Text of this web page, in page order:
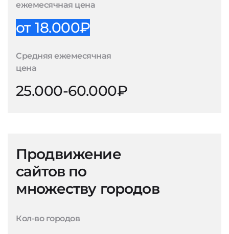
ежемесячная цена
от 18.000₽
Средняя ежемесячная
цена
25.000-60.000₽
Продвижение
сайтов по
множеству городов
Кол-во городов